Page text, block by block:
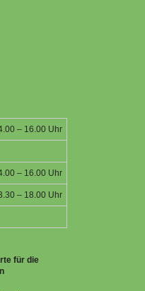
– 16.00 Uhr
– 16.00 Uhr
– 18.00 Uhr
für die